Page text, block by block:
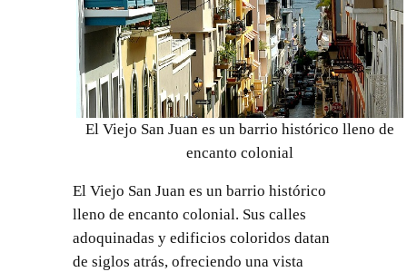
El Viejo San Juan es un barrio histórico lleno de
encanto colonial
El Viejo San Juan es un barrio histórico
lleno de encanto colonial. Sus calles
adoquinadas y edificios coloridos datan
de siglos atrás, ofreciendo una vista